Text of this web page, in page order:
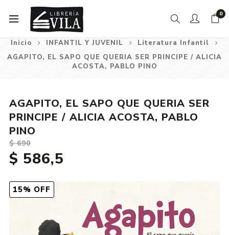
0
Inicio INFANTIL Y JUVENIL
Literatura Infantil
AGAPITO, EL SAPO QUE QUERIA SER PRINCIPE / ALICIA
ACOSTA, PABLO PINO
15% OFF
AGAPITO, EL SAPO QUE QUERIA SER
PRINCIPE / ALICIA ACOSTA, PABLO
PINO
$ 690
$ 586,5